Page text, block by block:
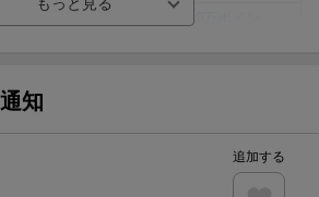
キャンペーンの拡散で300円OFFクーポン
知
追加する